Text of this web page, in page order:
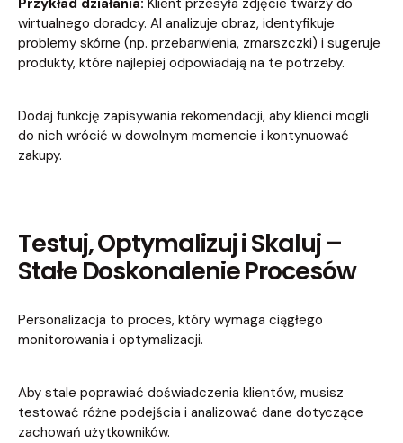
Przykład działania: Klient przesyła zdjęcie twarzy do
wirtualnego doradcy. AI analizuje obraz, identyfikuje
problemy skórne (np. przebarwienia, zmarszczki) i sugeruje
produkty, które najlepiej odpowiadają na te potrzeby.
Dodaj funkcję zapisywania rekomendacji, aby klienci mogli
do nich wrócić w dowolnym momencie i kontynuować
zakupy.
Testuj, Optymalizuj i Skaluj –
Stałe Doskonalenie Procesów
Personalizacja to proces, który wymaga ciągłego
monitorowania i optymalizacji.
Aby stale poprawiać doświadczenia klientów, musisz
testować różne podejścia i analizować dane dotyczące
zachowań użytkowników.